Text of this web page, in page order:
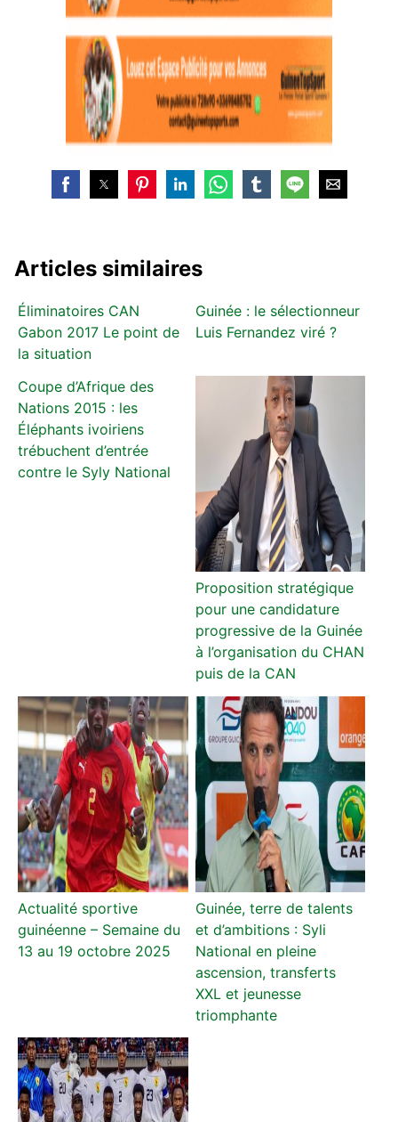
Articles similaires
Éliminatoires CAN
Gabon 2017 Le point de
la situation
Guinée : le sélectionneur
Luis Fernandez viré ?
Coupe d’Afrique des
Nations 2015 : les
Éléphants ivoiriens
trébuchent d’entrée
contre le Syly National
Proposition stratégique
pour une candidature
progressive de la Guinée
à l’organisation du CHAN
puis de la CAN
Actualité sportive
guinéenne – Semaine du
13 au 19 octobre 2025
Guinée, terre de talents
et d’ambitions : Syli
National en pleine
ascension, transferts
XXL et jeunesse
triomphante